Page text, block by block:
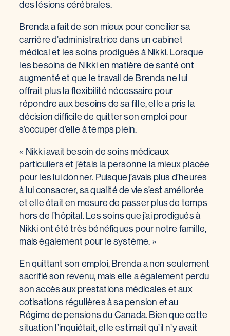
des lésions cérébrales.
Brenda a fait de son mieux pour concilier sa
carrière d’administratrice dans un cabinet
médical et les soins prodigués à Nikki. Lorsque
les besoins de Nikki en matière de santé ont
augmenté et que le travail de Brenda ne lui
offrait plus la flexibilité nécessaire pour
répondre aux besoins de sa fille, elle a pris la
décision difficile de quitter son emploi pour
s’occuper d’elle à temps plein.
« Nikki avait besoin de soins médicaux
particuliers et j’étais la personne la mieux placée
pour les lui donner. Puisque j’avais plus d’heures
à lui consacrer, sa qualité de vie s’est améliorée
et elle était en mesure de passer plus de temps
hors de l’hôpital. Les soins que j’ai prodigués à
Nikki ont été très bénéfiques pour notre famille,
mais également pour le système. »
En quittant son emploi, Brenda a non seulement
sacrifié son revenu, mais elle a également perdu
son accès aux prestations médicales et aux
cotisations régulières à sa pension et au
Régime de pensions du Canada. Bien que cette
situation l’inquiétait, elle estimait qu’il n’y avait